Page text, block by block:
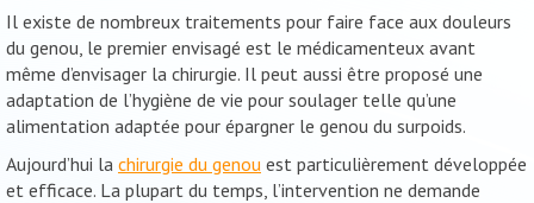
Il existe de nombreux traitements pour faire face aux douleurs
du genou, le premier envisagé est le médicamenteux avant
même d’envisager la chirurgie. Il peut aussi être proposé une
adaptation de l’hygiène de vie pour soulager telle qu’une
alimentation adaptée pour épargner le genou du surpoids.
Aujourd’hui la chirurgie du genou est particulièrement développée
et efficace. La plupart du temps, l’intervention ne demande